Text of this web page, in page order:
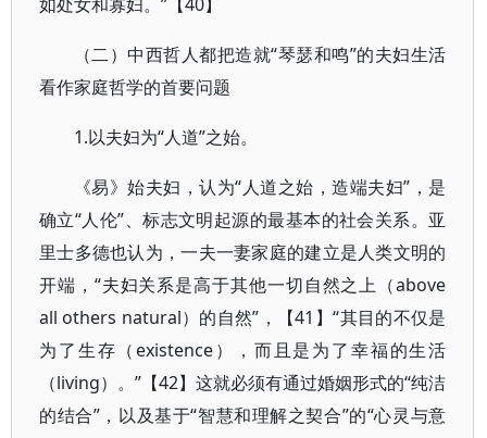
（二）中西哲人都把造就“琴瑟和鸣”的夫妇生活
看作家庭哲学的首要问题
1.以夫妇为“人道”之始。
《易》始夫妇，认为“人道之始，造端夫妇”，是
确立“人伦”、标志文明起源的最基本的社会关系。亚
里士多德也认为，一夫一妻家庭的建立是人类文明的
开端，“夫妇关系是高于其他一切自然之上（above
all others natural）的自然”，【41】“其目的不仅是
为了生存（existence），而且是为了幸福的生活
（living）。”【42】这就必须有通过婚姻形式的“纯洁
的结合”，以及基于“智慧和理解之契合”的“心灵与意